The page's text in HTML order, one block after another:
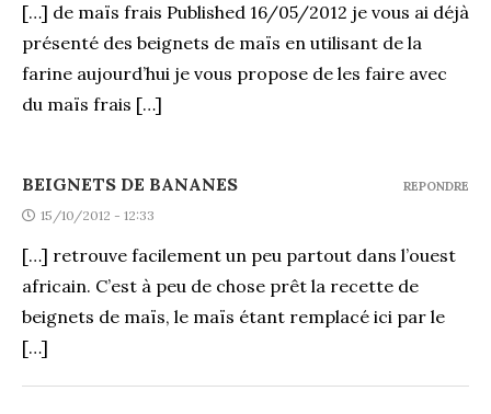
[…] de maïs frais Published 16/05/2012 je vous ai déjà
présenté des beignets de maïs en utilisant de la
farine aujourd’hui je vous propose de les faire avec
du maïs frais […]
BEIGNETS DE BANANES
15/10/2012 - 12:33
[…] retrouve facilement un peu partout dans l’ouest
africain. C’est à peu de chose prêt la recette de
beignets de maïs, le maïs étant remplacé ici par le
[…]
REPONDRE